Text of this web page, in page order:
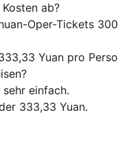
ab?
Oper-Tickets
Yuan pro
einfach.
333,33 Yuan.